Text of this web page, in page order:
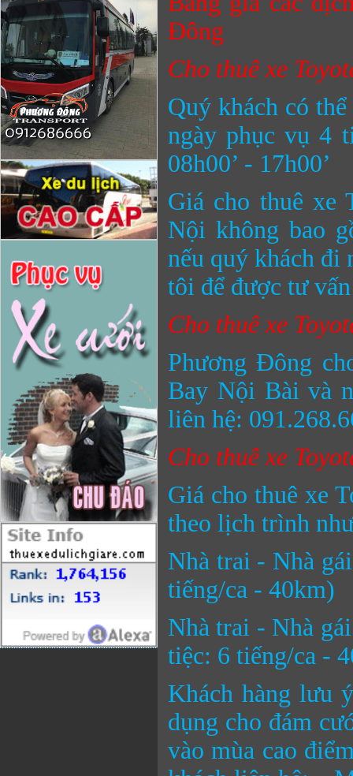
Đông
Cho thuê xe
Quý khách có
ngày phục vụ 4
08h00’ - 17h00’
Giá cho thuê xe
Nội không bao
nếu quý khách đi
tôi để được tư
Cho thuê xe
Phương Đông
Bay Nội Bài và
liên hệ:
Cho thuê xe
Giá cho thuê xe
theo lịch trình
Nhà trai - Nhà
tiếng/ca - 40km)
Nhà trai - Nhà
tiệc: 6 tiếng/ca -
Khách hàng lưu
dụng cho đám
vào mùa cao